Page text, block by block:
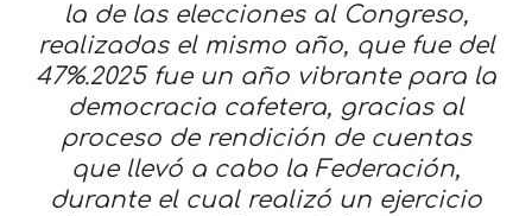
la de las elecciones al Congreso,
realizadas el mismo año, que fue del
47%.2025 fue un año vibrante para la
democracia cafetera, gracias al
proceso de rendición de cuentas
que llevó a cabo la Federación,
durante el cual realizó un ejercicio